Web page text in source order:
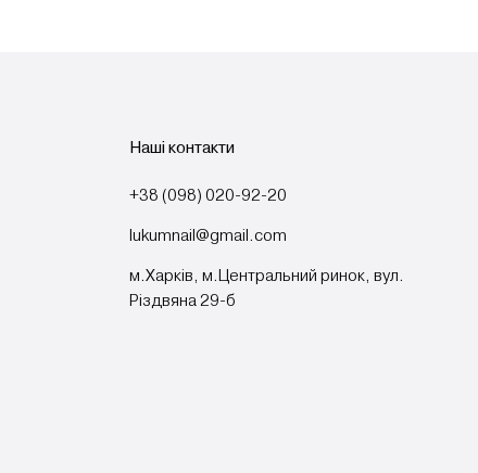
Наші контакти
+38 (098) 020-92-20
lukumnail@gmail.com
м.Харків, м.Центральний ринок, вул.
Різдвяна 29-б